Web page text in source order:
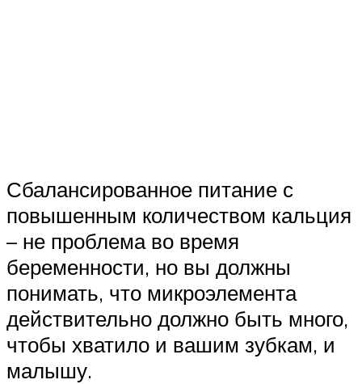
Сбалансированное питание с
повышенным количеством кальция
– не проблема во время
беременности, но вы должны
понимать, что микроэлемента
действительно должно быть много,
чтобы хватило и вашим зубкам, и
малышу.